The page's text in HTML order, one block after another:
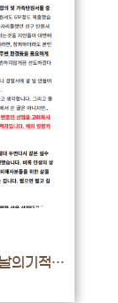
의기적/